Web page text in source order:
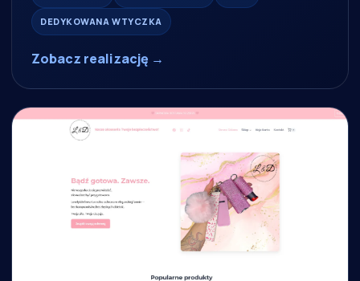
DEDYKOWANA WTYCZKA
Zobacz realizację →